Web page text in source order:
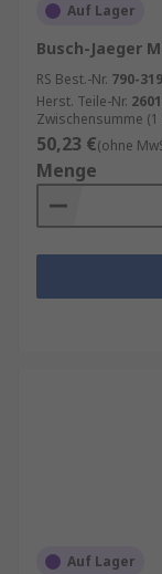
Auf Lager
Busch-Jaeger
RS Best.-Nr. 790-
Herst. Teile-Nr.
Zwischensumme (1
50,23 €(ohne
Menge
Auf Lager